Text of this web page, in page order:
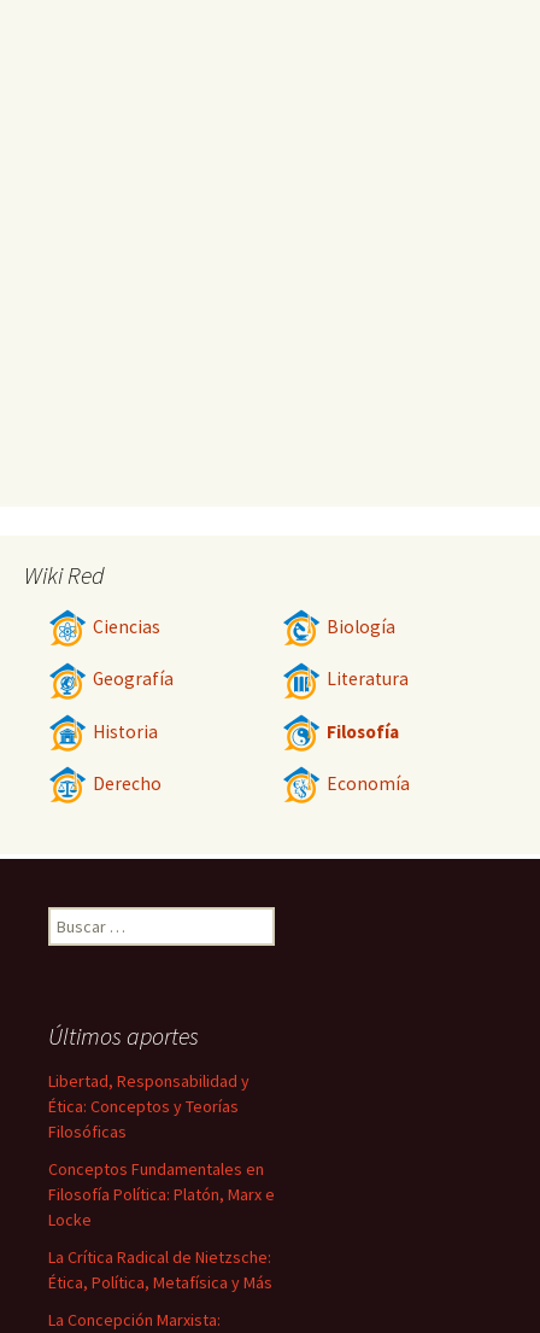
Wiki Red
Ciencias Biología
Geografía Literatura
Historia Filosofía
Derecho Economía
Buscar:
Últimos aportes
Libertad, Responsabilidad y
Ética: Conceptos y Teorías
Filosóficas
Conceptos Fundamentales en
Filosofía Política: Platón, Marx e
Locke
La Crítica Radical de Nietzsche:
Ética, Política, Metafísica y Más
La Concepción Marxista: